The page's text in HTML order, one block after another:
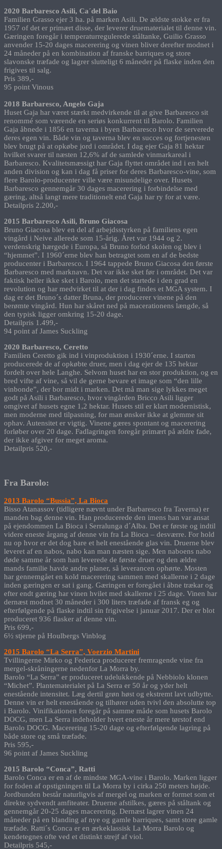
2020 Barbaresco Asili, Ca´del Baio
Familien Grasso ejer 3 ha. på marken Asili. De ældste stokke er fra
1957 of det er primært disse, der leverer druematerialet til denne vin.
Gæringen foregår i temperaturregulerede ståltanke, Guilio Grasso
anvender 15-20 dages macerering og vinen bliver derefter modnet i
24 måneder på en kombination af franske barriques og store
slavonske træfade og lagrer slutteligt 6 måneder på flaske inden den
frigives til salg.
Pris 389,-
95 point Vinous
2018 Barbaresco, Angelo Gaja
Huset Gaja har været stærkt medvirkende til at give Barbaresco sit
renommé som værende en seriøs konkurrent til Barolo. Familien
Gaja åbnede i 1856 en taverna i byen Barbaresco hvor de serverede
deres egen vin. Både vin og taverna blev en succes og fortjenesten
blev brugt på at opkøbe jord i området. I dag ejer Gaja 81 hektar
hvilket svarer til næsten 12,6% af de samlede vinmarkareal i
Barbaresco. Kvalitetsmæssigt har Gaja flyttet området ind i en helt
anden division og kan i dag få priser for deres Barbaresco-vine, som
flere Barolo-producenter ville være misundelige over. Husets
Barbaresco gennemgår 30 dages macerering i forbindelse med
gæring, altså langt mere traditionelt end Gaja har ry for at være.
Detailpris 2.200,-
2015 Barbaresco Asili, Bruno Giacosa
Bruno Giacosa blev en del af arbejdsstyrken på familiens egen
vingård i Neive allerede som 15-årig. Året var 1944 og 2.
verdenskrig hærgede i Europa, så Bruno forlod skolen og blev i
“hjemmet”. I 1960´erne blev han betragtet som en af de bedste
producenter i Barbaresco. I 1964 tappede Bruno Giacosa den første
Barbaresco med marknavn. Det var ikke sket før i området. Det var
faktisk heller ikke sket i Barolo, men det startede i den grad en
revolution og har medvirket til at der i dag findes et MGA system. I
dag er det Bruno´s datter Bruna, der producerer vinene på den
berømte vingård. Hun har skåret ned på macerationens længde, så
den typisk ligger omkring 15-20 dage.
Detailpris 1.499,-
94 point af James Suckling
2020 Barbaresco, Ceretto
Familien Ceretto gik ind i vinproduktion i 1930´erne. I starten
producerede de af opkøbte druer, men i dag ejer de 135 hektar
fordelt over hele Langhe. Selvom huset har en stor produktion, og en
bred vifte af vine, så vil de gerne bevare et image som “den lille
vinbonde”, der bor midt i marken. Det må man sige lykkes meget
godt på Asili i Barbaresco, hvor vingården Bricco Asili ligger
omgivet af husets egne 1,2 hektar. Husets stil er klart modernistisk,
men moderne med tilpasning, for man ønsker ikke at glemme sit
ophav. Autensitet er vigtig. Vinene gæres spontant og macerering
forløber over 20 dage. Fadlagringen foregår primært på ældre fade,
der ikke afgiver for meget aroma.
Detailpris 520,-
Fra Barolo:
2013 Barolo “Bussia”, La Bioca
Bisso Atanassov (tidligere nævnt under Barbaresco fra Taverna) er
manden bag denne vin. Han producerede den imens han var ansat
på ejendommen La Bioca i Serralunga d´Alba. Det er første og indtil
videre eneste årgang af denne vin fra La Bioca – desværre. For hold
nu op hvor er det dog bare et helt enestående glas vin. Druerne blev
leveret af en nabos, nabo kan man næsten sige. Men naboens nabo
døde samme år som han leverede de første druer og den ældre
mands familie havde andre planer, så leverancen ophørte. Mosten
har gennemgået en kold macerering sammen med skallerne i 2 dage
inden gæringen er sat i gang. Gæringen er foregået i åbne trækar og
efter endt gæring har vinen hvilet med skallerne i 25 dage. Vinen har
dernæst modnet 30 måneder i 300 liters træfade af fransk eg og
efterfølgende på flaske indtil sin frigivelse i januar 2017. Der er blot
produceret 936 flasker af denne vin.
Pris 699,-
6½ stjerne på Houlbergs Vinblog
2015 Barolo “La Serra”, Voerzio Martini
Tvillingerne Mirko og Federica producerer fremragende vine fra
mergel-skråningerne nedenfor La Morra by.
Barolo “La Serra” er produceret udelukkende på Nebbiolo klonen
“Michet”. Plantematerialet på La Serra er 50 år og yder helt
enestående intensitet. Læg dertil grøn høst og ekstremt lavt udbytte.
Denne vin er helt enestående og tilhører uden tvivl den absolutte top
i Barolo. Vinifikationen foregår på samme måde som husets Barolo
DOCG, men La Serra indeholder hvert eneste år mere tørstof end
Barolo DOCG. Macerering 15-20 dage og efterfølgende lagring på
både store og små træfade.
Pris 595,-
96 point af James Suckling
2015 Barolo “Conca”, Ratti
Barolo Conca er en af de mindste MGA-vine i Barolo. Marken ligger
for foden af opstigningen til La Morra by i cirka 250 meters højde.
Jordbunden består naturligvis af mergel og marken er formet som et
direkte sydvendt amfiteater. Druerne afstilkes, gæres på ståltank og
gennemgår 20-25 dages macerering. Dernæst lagrer vinen 24
måneder på en blanding af nye og gamle barriques, samt store gamle
træfade. Ratti´s Conca er en ærkeklassisk La Morra Barolo og
kendetegnes ofte ved et distinkt strejf af viol.
Detailpris 545,-